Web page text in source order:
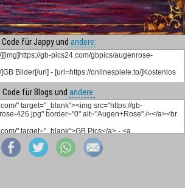
Code für Jappy und andere:
Code für Blogs und andere: